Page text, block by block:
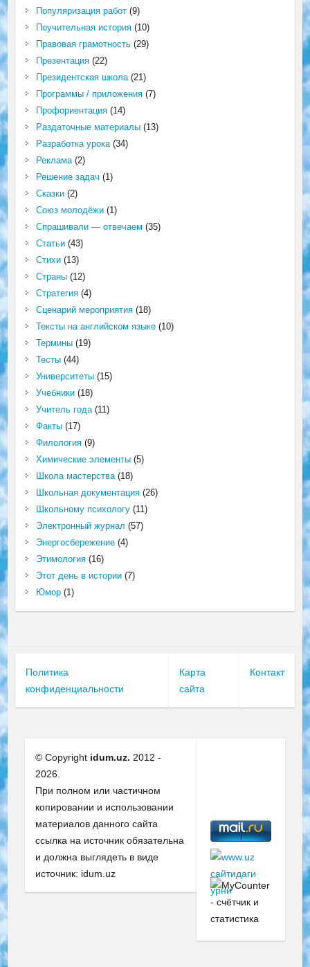
Популяризация работ(9)
Поучительная история(10)
Правовая грамотность(29)
Презентация(22)
Президентская школа(21)
Программы / приложения(7)
Профориентация(14)
Раздаточные материалы(13)
Разработка урока(34)
Реклама(2)
Решение задач (1)
Сказки(2)
Союз молодёжи(1)
Спрашивали — отвечаем (35)
Статьи(43)
Стихи(13)
Страны(12)
Стратегия(4)
Сценарий мероприятия(18)
Тексты на английском языке(10)
Термины(19)
Тесты(44)
Университеты(15)
Учебники(18)
Учитель года(11)
Факты(17)
Филология(9)
Химические элементы(5)
Школа мастерства(18)
Школьная документация(26)
Школьному психологу(11)
Электронный журнал (57)
Энергосбережение(4)
Этимология(16)
Этот день в истории(7)
Юмор(1)
Политика
конфиденциальности
Карта
сайта
Контакт
© Copyright idum.uz. 2012 -
2026.
При полном или частичном
копировании и использовании
материалов данного сайта
ссылка на источник обязательна
и должна выглядеть в виде
источник: idum.uz